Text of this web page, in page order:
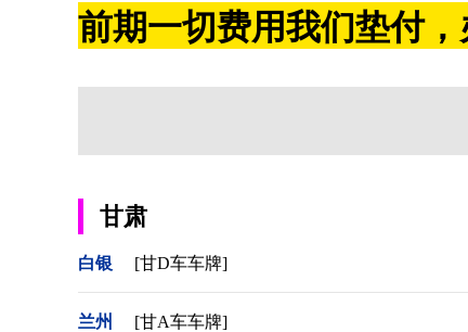
前期一切费用我们垫付
甘肃
白银 [甘D车车牌]
兰州 [甘A车车牌]